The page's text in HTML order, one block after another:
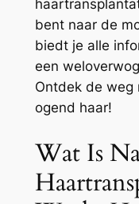
bent naar de
biedt je alle
een
Ontdek de weg
ogend haar!
Wat Is